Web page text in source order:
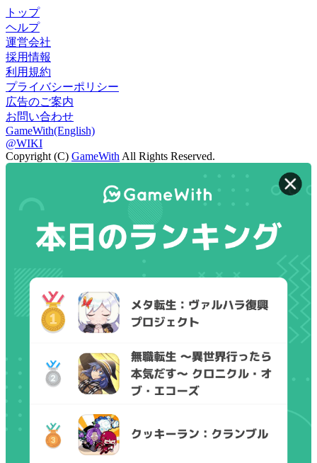
トップ
ヘルプ
運営会社
採用情報
利用規約
プライバシーポリシー
広告のご案内
お問い合わせ
GameWith(English)
@WIKI
Copyright (C) GameWith All Rights Reserved.